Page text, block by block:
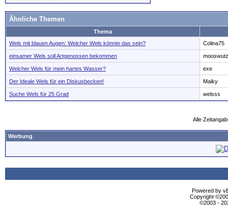
Ähnliche Themen
Thema
Wels mit blauen Augen: Welcher Wels könnte das sein?
Colina75
einsamer Wels soll Artgenossen bekommen mooswutz
Welcher Wels für mein hartes Wasser? exe
Der Ideale Wels für ein Diskusbecken! Maiky
Suche Wels für 25 Grad welsss
Alle
Werbung
Powered by
Copyright
©2003 -